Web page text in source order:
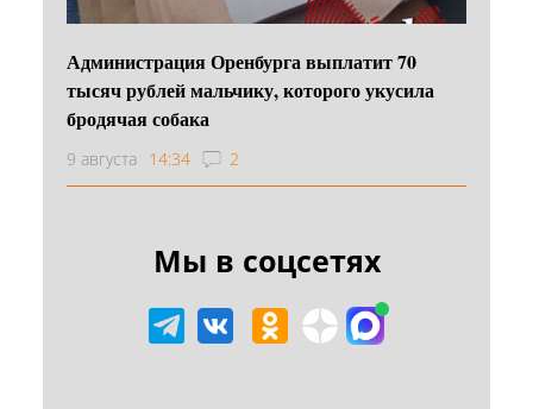
Администрация Оренбурга выплатит 70
тысяч рублей мальчику, которого укусила
бродячая собака
9 августа 14:34 2
Мы в соцсетях